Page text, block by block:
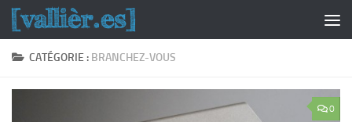
Skip to content
CATÉGORIE : BRANCHEZ-VOUS
0